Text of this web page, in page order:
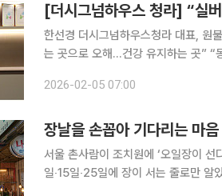
[더시그넘하우스 청라] “실
한선경 더시그넘하우스청라 대표, 원
는 곳으로 오해…건강 유지하는 곳” “동남아에 우화가 있어요. 낮에는 덥고 밤에는 추운 환경에서
2026-02-05 07:00
장날을 손꼽아 기다리는 마음
서울 촌사람이 조치원에 ‘오일장이
일‧15일‧25일에 장이 서는 줄로만